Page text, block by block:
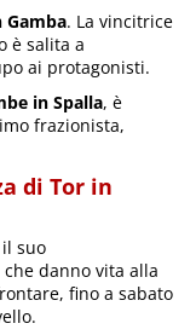
Gamba. La vincitrice
è salita a
ai protagonisti.
in Spalla, è
frazionista,
di Tor in
suo
danno vita alla
fino a sabato